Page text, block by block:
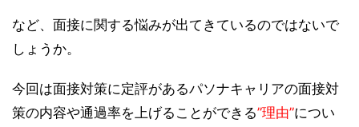
など、面接に関する悩みが出てきているのではないで
しょうか。
今回は面接対策に定評があるパソナキャリアの面接対
策の内容や通過率を上げることができる”理由”につい